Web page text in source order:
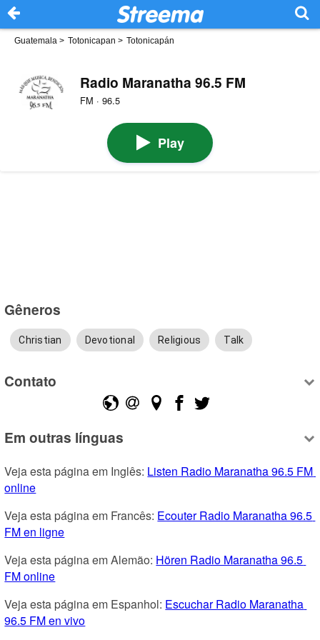
Guatemala > Totonicapan > Totonicapán
Radio Maranatha 96.5 FM
FM · 96.5
Play
Gêneros
Christian Devotional Religious Talk
Contato
Em outras línguas
Veja esta página em Inglês: Listen Radio Maranatha 96.5 FM
online
Veja esta página em Francês: Ecouter Radio Maranatha 96.5
FM en ligne
Veja esta página em Alemão: Hören Radio Maranatha 96.5
FM online
Veja esta página em Espanhol: Escuchar Radio Maranatha
96.5 FM en vivo